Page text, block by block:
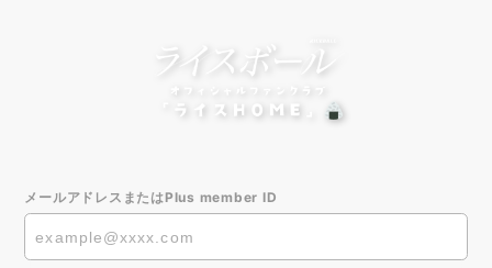
メールアドレスまたはPlus member ID